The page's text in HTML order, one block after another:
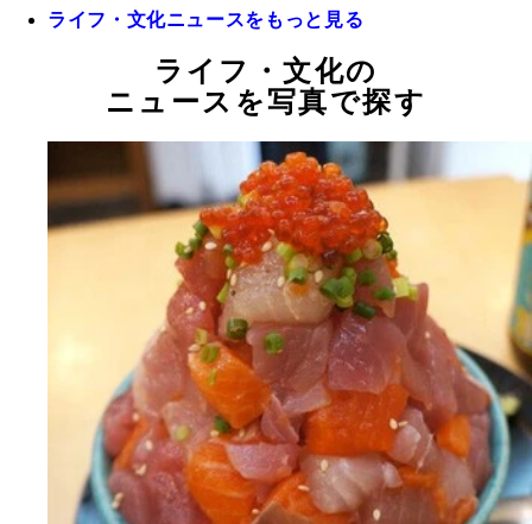
ライフ・文化ニュースをもっと見る
ライフ・文化の
ニュースを写真で探す